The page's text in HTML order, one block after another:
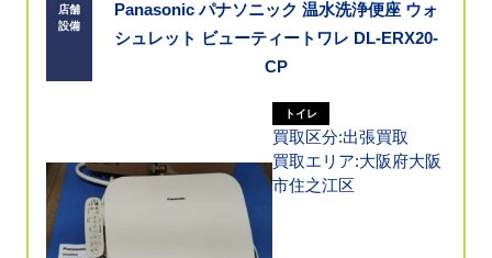
店舗
設備
Panasonic パナソニック 温水洗浄便座 ウォ
シュレット ビューティートワレ DL-ERX20-
CP
トイレ
買取区分:出張買取
買取エリア:大阪府大阪
市住之江区